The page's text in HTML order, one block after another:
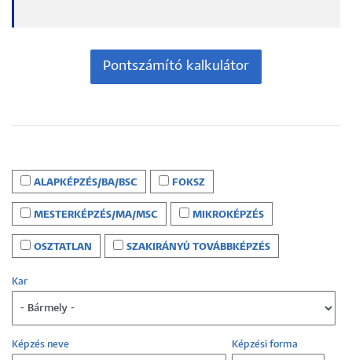
Pontszámító kalkulátor
ALAPKÉPZÉS/BA/BSC FOKSZ
MESTERKÉPZÉS/MA/MSC MIKROKÉPZÉS
OSZTATLAN SZAKIRÁNYÚ TOVÁBBKÉPZÉS
Kar
Képzés neve Képzési forma